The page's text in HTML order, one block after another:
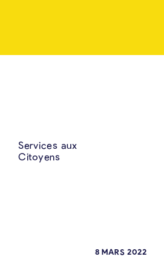
Services aux
Citoyens
8 MARS 2022